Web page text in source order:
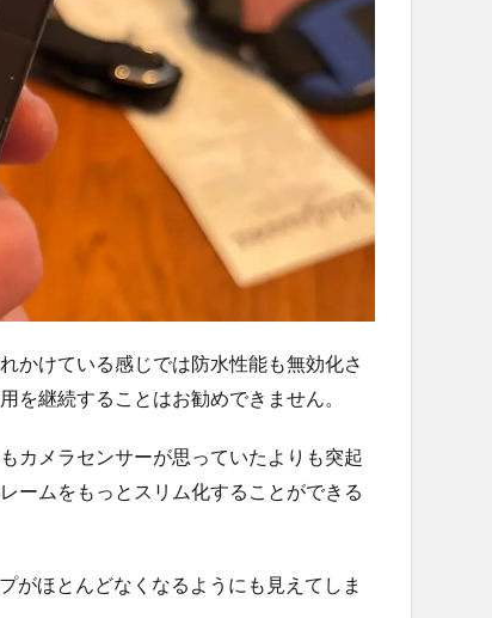
かけている感じでは防水性能も無効化さ
を継続することはお勧めできません。
カメラセンサーが思っていたよりも突起
ームをもっとスリム化することができる
がほとんどなくなるようにも見えてしま